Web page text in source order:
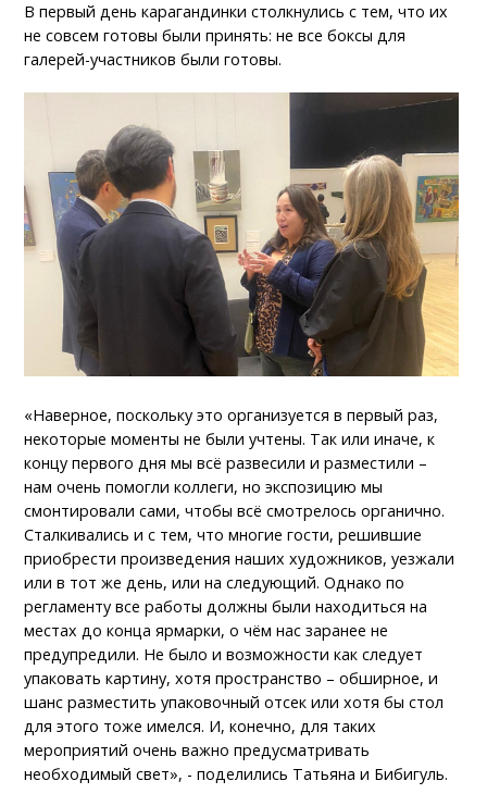
В первый день карагандинки столкнулись с тем, что их
не совсем готовы были принять: не все боксы для
галерей-участников были готовы.
«Наверное, поскольку это организуется в первый раз,
некоторые моменты не были учтены. Так или иначе, к
концу первого дня мы всё развесили и разместили –
нам очень помогли коллеги, но экспозицию мы
смонтировали сами, чтобы всё смотрелось органично.
Сталкивались и с тем, что многие гости, решившие
приобрести произведения наших художников, уезжали
или в тот же день, или на следующий. Однако по
регламенту все работы должны были находиться на
местах до конца ярмарки, о чём нас заранее не
предупредили. Не было и возможности как следует
упаковать картину, хотя пространство – обширное, и
шанс разместить упаковочный отсек или хотя бы стол
для этого тоже имелся. И, конечно, для таких
мероприятий очень важно предусматривать
необходимый свет», - поделились Татьяна и Бибигуль.